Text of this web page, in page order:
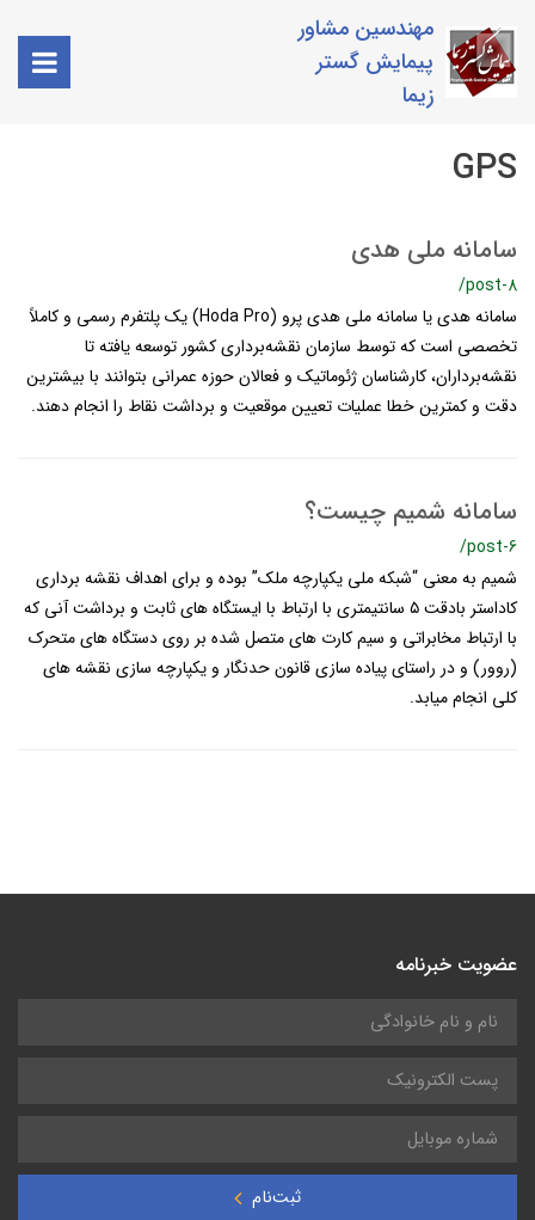
مهندسین مشاور
پیمایش گستر
زیما
GPS
سامانه ملی هدی
/post-8
سامانه هدی یا سامانه ملی هدی پرو (Hoda Pro) یک پلتفرم رسمی و کاملاً
تخصصی است که توسط سازمان نقشه‌برداری کشور توسعه یافته تا
نقشه‌برداران، کارشناسان ژئوماتیک و فعالان حوزه عمرانی بتوانند با بیشترین
دقت و کمترین خطا عملیات تعیین موقعیت و برداشت نقاط را انجام دهند.
سامانه شمیم چیست؟
/post-6
شمیم به معنی “شبکه ملی یکپارچه ملک” بوده و برای اهداف نقشه برداری
کاداستر بادقت ۵ سانتیمتری با ارتباط با ایستگاه های ثابت و برداشت آنی که
با ارتباط مخابراتی و سیم کارت های متصل شده بر روی دستگاه های متحرک
(روور) و در راستای پیاده سازی قانون حدنگار و یکپارچه سازی نقشه های
کلی انجام میابد.
عضویت خبرنامه
ثبت‌نام